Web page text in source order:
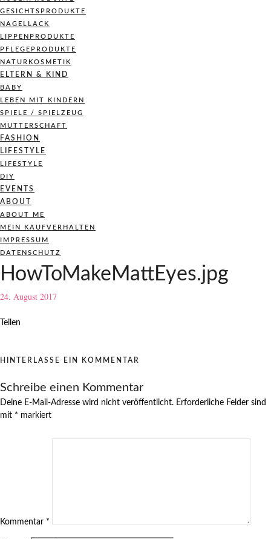
GESICHTSPRODUKTE
NAGELLACK
LIPPENPRODUKTE
PFLEGEPRODUKTE
NATURKOSMETIK
ELTERN & KIND
BABY
LEBEN MIT KINDERN
SPIELE / SPIELZEUG
MUTTERSCHAFT
FASHION
LIFESTYLE
LIFESTYLE
DIY
EVENTS
ABOUT
ABOUT ME
MEIN KAUFVERHALTEN
IMPRESSUM
DATENSCHUTZ
HowToMakeMattEyes.jpg
24. August 2017
Teilen
HINTERLASSE EIN KOMMENTAR
Schreibe einen Kommentar
Deine E-Mail-Adresse wird nicht veröffentlicht. Erforderliche Felder sind
mit * markiert
Kommentar *